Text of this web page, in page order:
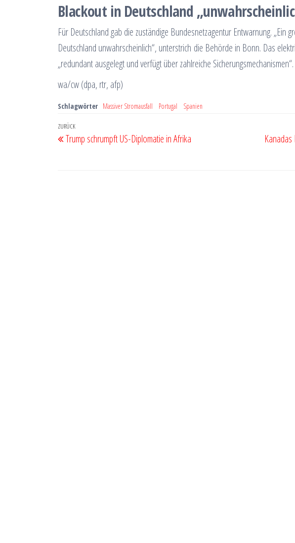
Blackout in Deutschland
Für Deutschland gab die zuständige Bundesnetzagentur Entwarnung. „Ein
Deutschland unwahrscheinlich“, unterstrich die Behörde in Bonn. Das
„redundant ausgelegt und verfügt über zahlreiche Sicherungsmechanismen“.
wa/cw (dpa, rtr, afp)
Schlagwörter Massiver Stromausfall Portugal Spanien
Beitragsnavigation
Vorheriger
Beitrag
ZURÜCK
Trump schrumpft US-Diplomatie in Afrika